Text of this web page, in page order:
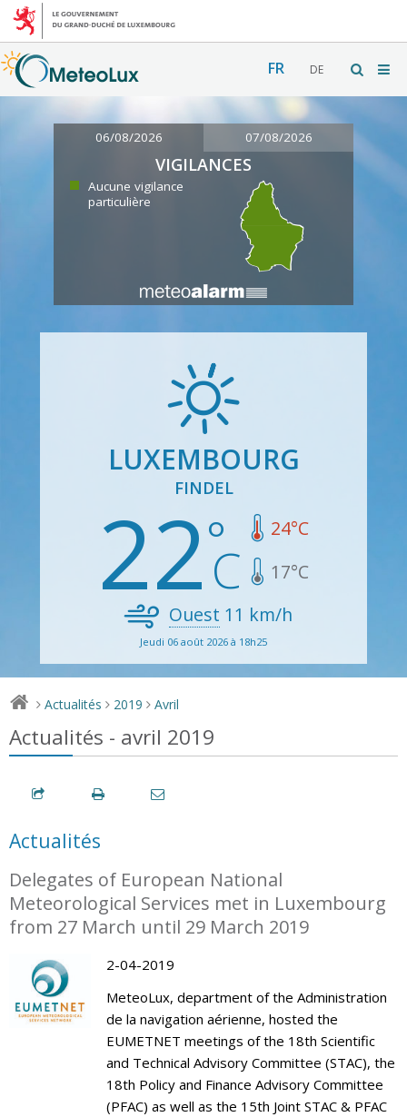
FR DE
06/08/2026 07/08/2026
VIGILANCES
Aucune vigilance
particulière
LUXEMBOURG
FINDEL
22 24°C
17°C
Ouest 11 km/h
Jeudi 06 août 2026 à 18h25
> Actualités > 2019 > Avril
Actualités - avril 2019
Actualités
Delegates of European National
Meteorological Services met in Luxembourg
from 27 March until 29 March 2019
2-04-2019
MeteoLux, department of the Administration
de la navigation aérienne, hosted the
EUMETNET meetings of the 18th Scientific
and Technical Advisory Committee (STAC), the
18th Policy and Finance Advisory Committee
(PFAC) as well as the 15th Joint STAC & PFAC